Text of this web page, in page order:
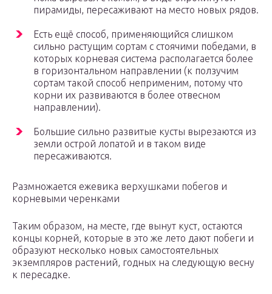
пирамиды, пересаживают на место новых рядов.
Есть ещё способ, применяющийся слишком
сильно растущим сортам с стоячими победами, в
которых корневая система располагается более
в горизонтальном направлении (к ползучим
сортам такой способ неприменим, потому что
корни их развиваются в более отвесном
направлении).
Большие сильно развитые кусты вырезаются из
земли острой лопатой и в таком виде
пересаживаются.
Размножается ежевика верхушками побегов и
корневыми черенками
Таким образом, на месте, где вынут куст, остаются
концы корней, которые в это же лето дают побеги и
образуют несколько новых самостоятельных
экземпляров растений, годных на следующую весну
к пересадке.